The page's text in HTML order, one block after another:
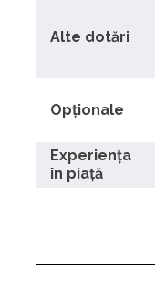
Alte dotări
Opționale
Experienţa
în piaţă